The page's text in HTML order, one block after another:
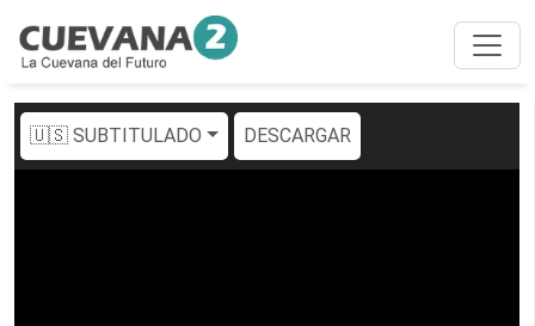
🇺🇸 SUBTITULADO DESCARGAR